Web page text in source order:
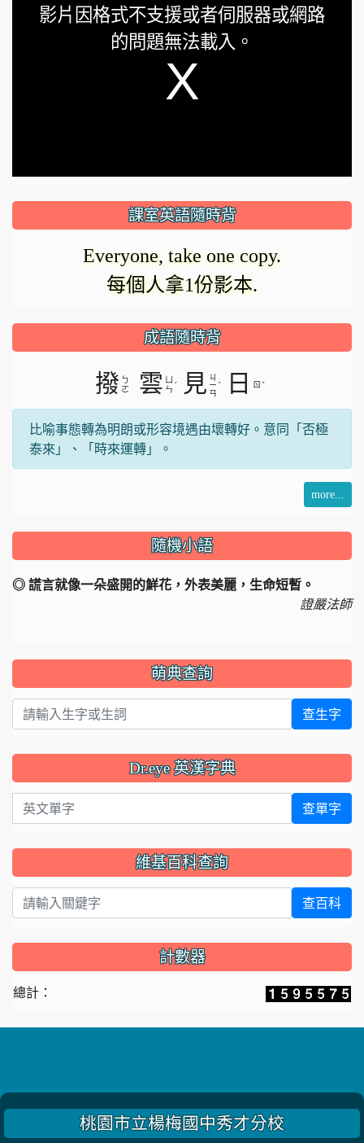
影片因格式不支援或者伺服器或網路
的問題無法載入。
課室英語隨時背
Everyone, take one copy.
每個人拿1份影本.
成語隨時背
撥 ㄅ
ㄛ
雲 ㄣ ˊ 見 ㄐ
ㄧ
ㄢ
ˋ 日 ㄖ ˋ
比喻事態轉為明朗或形容境遇由壞轉好。意同「否極
泰來」、「時來運轉」。
more...
隨機小語
◎ 謊言就像一朵盛開的鮮花，外表美麗，生命短暫。
證嚴法師
萌典查詢
查生字
Dr.eye 英漢字典
英文單字 查單字
維基百科查詢
查百科
計數器
總計：
桃園市立楊梅國中秀才分校